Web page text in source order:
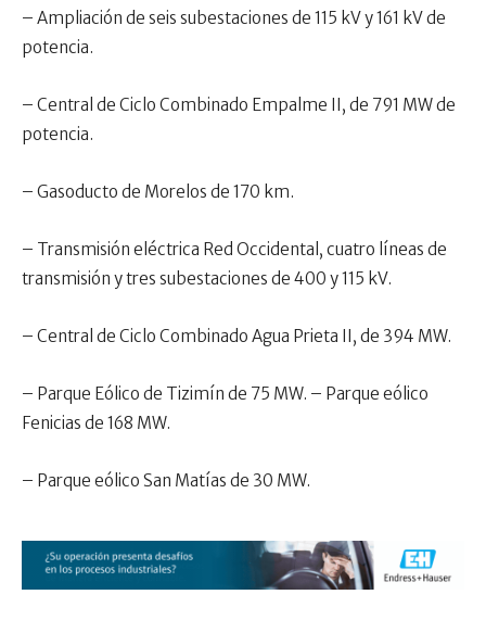
– Ampliación de seis subestaciones de 115 kV y 161 kV de
potencia.
– Central de Ciclo Combinado Empalme II, de 791 MW de
potencia.
– Gasoducto de Morelos de 170 km.
– Transmisión eléctrica Red Occidental, cuatro líneas de
transmisión y tres subestaciones de 400 y 115 kV.
– Central de Ciclo Combinado Agua Prieta II, de 394 MW.
– Parque Eólico de Tizimín de 75 MW. – Parque eólico
Fenicias de 168 MW.
– Parque eólico San Matías de 30 MW.